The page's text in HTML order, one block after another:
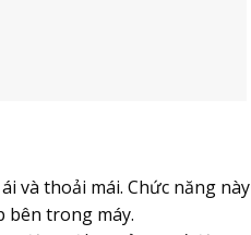
và thoải mái. Chức năng này
bên trong máy.